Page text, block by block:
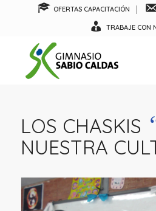
OFERTAS CAPACITACIÓN
TRABAJE CON
LOS CHASKIS
NUESTRA